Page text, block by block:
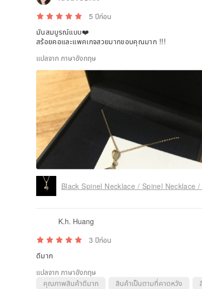
5 ปีก่อน
มันสมบูรณ์แบบ❤️
สร้อยคอและแพคเกจสวยมากขอบคุณมาก !!!
แปลจาก ภาษาอังกฤษ
Black Spinel Necklace / Spinel Necklace
K.h. Huang
3 ปีก่อน
ดีมาก
แปลจาก ภาษาอังกฤษ
คุณภาพสินค้าดีมาก
สินค้าเป็นตามที่คาดหวัง